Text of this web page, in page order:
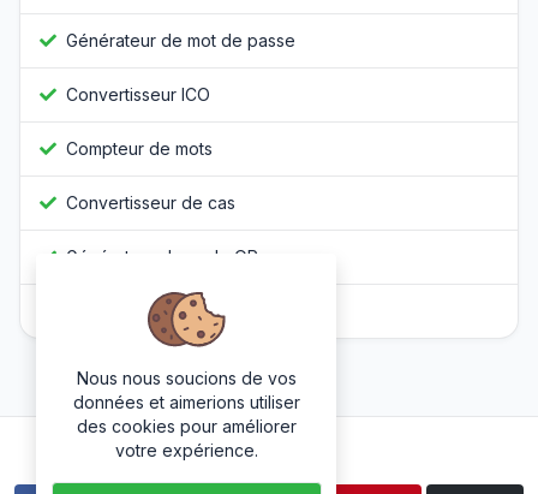
Générateur de mot de passe
Convertisseur ICO
Compteur de mots
Convertisseur de cas
Générateur de code QR
Obfuscateur Javascript
Suivez-nous
Nous nous soucions de vos
données et aimerions utiliser
des cookies pour améliorer
votre expérience.